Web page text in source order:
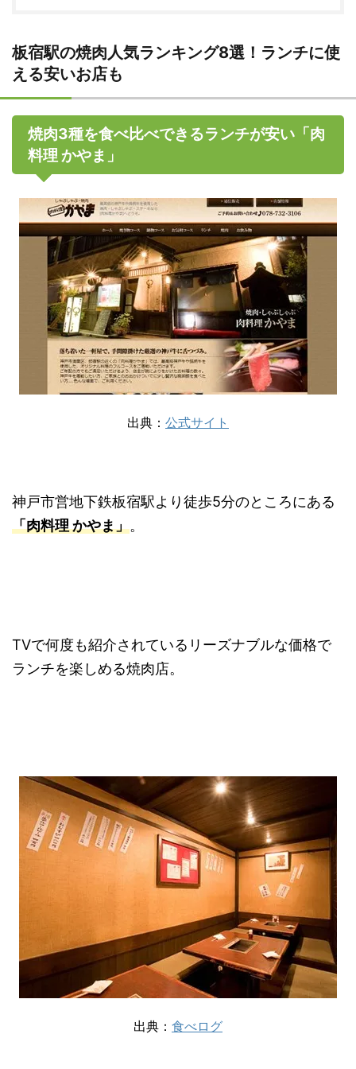
板宿駅の焼肉人気ランキング8選！ランチに使
える安いお店も
焼肉3種を食べ比べできるランチが安い「肉
料理 かやま」
出典： 公式サイト
神戸市営地下鉄板宿駅より徒歩5分のところにある
「肉料理 かやま」。
TVで何度も紹介されているリーズナブルな価格で
ランチを楽しめる焼肉店。
出典： 食べログ